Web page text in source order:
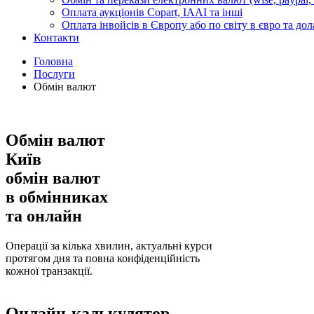
Оплата аукціонів Copart, IAAI та інші
Оплата інвойсів в Європу або по світу в євро та
Контакти
Головна
Послуги
Обмін валют
Обмін валют
Київ
обмін валют
в обмінниках
та онлайн
Операції за кілька хвилин, актуальні курси
протягом дня та повна конфіденційність
кожної транзакції.